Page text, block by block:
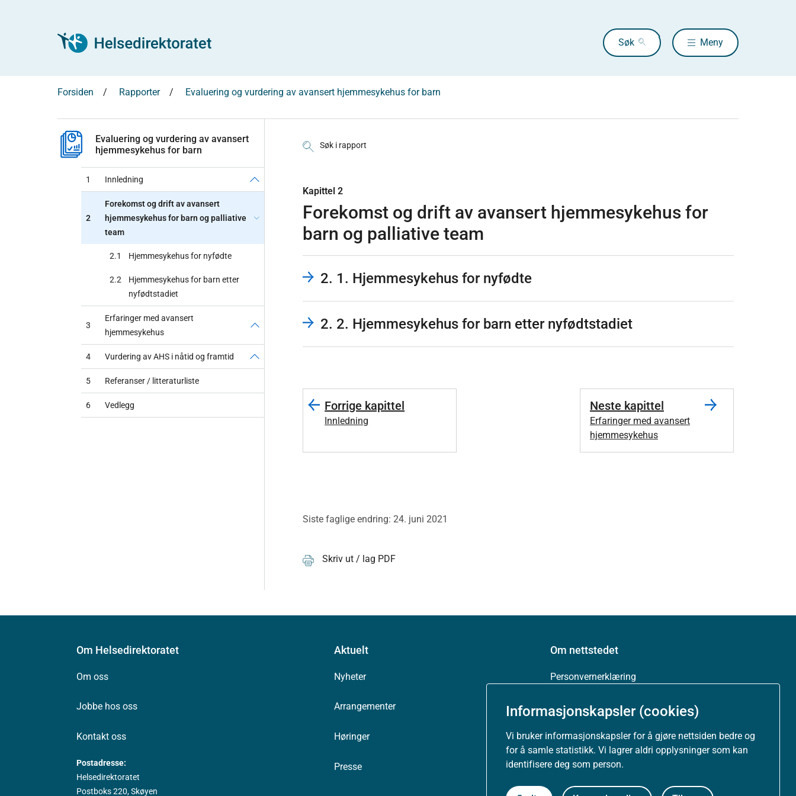
Informasjonskapsler (cookies)
Vi bruker informasjonskapsler for å gjøre nettsiden bedre og
for å samle statistikk. Vi lagrer aldri opplysninger som kan
identifisere deg som person.
Søk Meny
Forsiden Rapporter Evaluering og vurdering av avansert hjemmesykehus for barn
Evaluering og vurdering av avansert
hjemmesykehus for barn
1 Innledning
2
Forekomst og drift av avansert
hjemmesykehus for barn og palliative
team
2.1 Hjemmesykehus for nyfødte
2.2
Hjemmesykehus for barn etter
nyfødtstadiet
3
Erfaringer med avansert
hjemmesykehus
4 Vurdering av AHS i nåtid og framtid
5 Referanser / litteraturliste
6 Vedlegg
Søk i rapport
Kapittel 2
Forekomst og drift av avansert hjemmesykehus for
barn og palliative team
2. 1. Hjemmesykehus for nyfødte
2. 2. Hjemmesykehus for barn etter nyfødtstadiet
Forrige kapittel
Innledning
Neste kapittel
Erfaringer med avansert
hjemmesykehus
Siste faglige endring: 24. juni 2021
Skriv ut / lag PDF
Om Helsedirektoratet
Om oss
Jobbe hos oss
Kontakt oss
Postadresse:
Helsedirektoratet
Postboks 220, Skøyen
Aktuelt
Nyheter
Arrangementer
Høringer
Presse
Om nettstedet
Personvernerklæring
Tilgjengelighetserklæring (uustatus.no)
Besøksstatistikk og informasjonskapsler
Nyhetsvarsel og abonnement